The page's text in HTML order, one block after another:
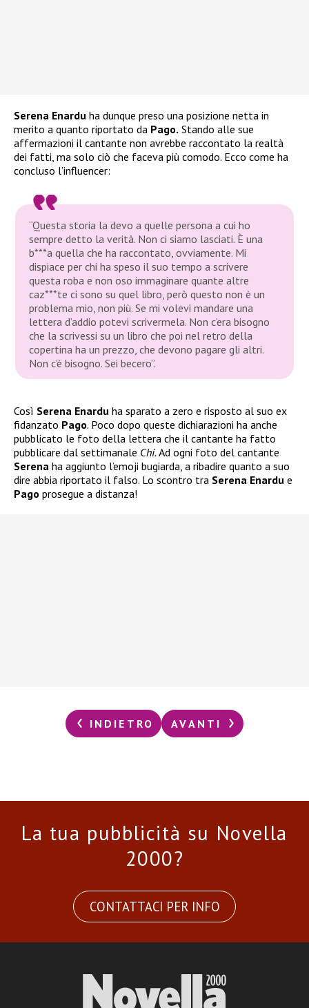
Serena Enardu ha dunque preso una posizione netta in
merito a quanto riportato da Pago. Stando alle sue
affermazioni il cantante non avrebbe raccontato la realtà
dei fatti, ma solo ciò che faceva più comodo. Ecco come ha
concluso l’influencer:
“Questa storia la devo a quelle persona a cui ho
sempre detto la verità. Non ci siamo lasciati. È una
b***a quella che ha raccontato, ovviamente. Mi
dispiace per chi ha speso il suo tempo a scrivere
questa roba e non oso immaginare quante altre
caz***te ci sono su quel libro, però questo non è un
problema mio, non più. Se mi volevi mandare una
lettera d’addio potevi scrivermela. Non c’era bisogno
che la scrivessi su un libro che poi nel retro della
copertina ha un prezzo, che devono pagare gli altri.
Non c’è bisogno. Sei becero”.
Così Serena Enardu ha sparato a zero e risposto al suo ex
fidanzato Pago. Poco dopo queste dichiarazioni ha anche
pubblicato le foto della lettera che il cantante ha fatto
pubblicare dal settimanale Chi.Ad ogni foto del cantante
Serena ha aggiunto l’emoji bugiarda, a ribadire quanto a suo
dire abbia riportato il falso. Lo scontro tra Serena Enardu e
Pago prosegue a distanza!
INDIETRO AVANTI
La tua pubblicità su Novella
2000?
CONTATTACI PER INFO